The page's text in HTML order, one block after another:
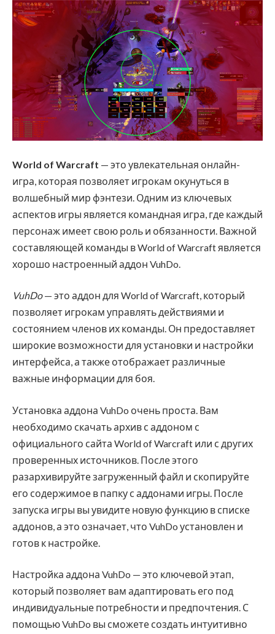
World of Warcraft — это увлекательная онлайн-
игра, которая позволяет игрокам окунуться в
волшебный мир фэнтези. Одним из ключевых
аспектов игры является командная игра, где каждый
персонаж имеет свою роль и обязанности. Важной
составляющей команды в World of Warcraft является
хорошо настроенный аддон VuhDo.
VuhDo— это аддон для World of Warcraft, который
позволяет игрокам управлять действиями и
состоянием членов их команды. Он предоставляет
широкие возможности для установки и настройки
интерфейса, а также отображает различные
важные информации для боя.
Установка аддона VuhDo очень проста. Вам
необходимо скачать архив с аддоном с
официального сайта World of Warcraft или с других
проверенных источников. После этого
разархивируйте загруженный файл и скопируйте
его содержимое в папку с аддонами игры. После
запуска игры вы увидите новую функцию в списке
аддонов, а это означает, что VuhDo установлен и
готов к настройке.
Настройка аддона VuhDo — это ключевой этап,
который позволяет вам адаптировать его под
индивидуальные потребности и предпочтения. С
помощью VuhDo вы сможете создать интуитивно